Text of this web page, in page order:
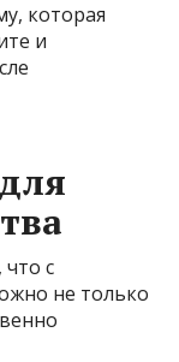
которая
и
с
не только